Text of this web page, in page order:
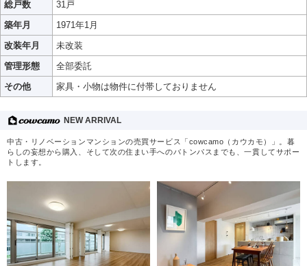
総戸数
31戸
築年月
1971年1月
改装年月
未改装
管理形態
全部委託
その他
家具・小物は物件に付帯しておりません
NEW ARRIVAL
中古・リノベーションマンションの売買サービス「cowcamo（カウカモ）」。暮
らしの妄想から購入、そして次の住まい手へのバトンパスまでも、一貫してサポー
トします。